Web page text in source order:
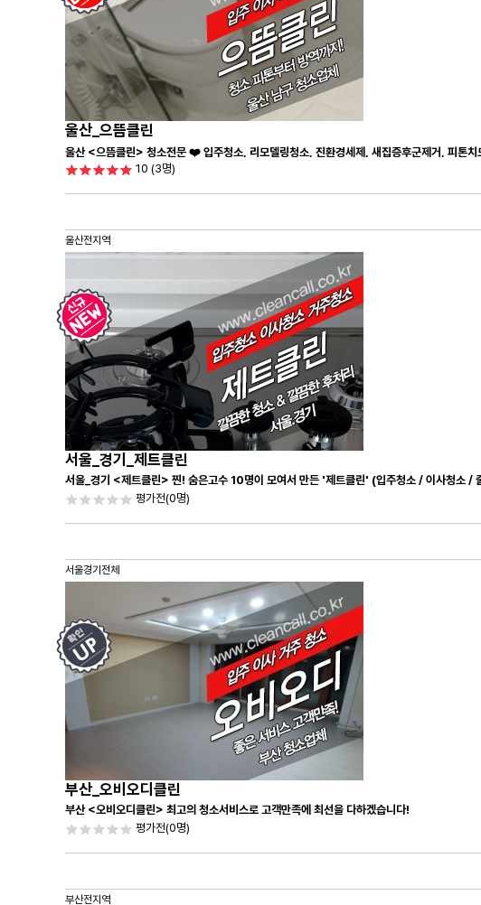
울산_으뜸클린
울산 <으뜸클린> 청소전문 ❤️ 입주청소, 리모델링청소, 진환경세제, 새집증후군제거, 피톤
10 (3명)
울산전지역
서울_경기_제트클린
서울_경기 <제트클린> 찐! 숨은고수 10명이 모여서 만든 '제트클린' (입주청소 / 이사청소 /
평가전(0명)
서울경기전체
부산_오비오디클린
부산 <오비오디클린> 최고의 청소서비스로 고객만족에 최선을 다하겠습니다!
평가전(0명)
부산전지역